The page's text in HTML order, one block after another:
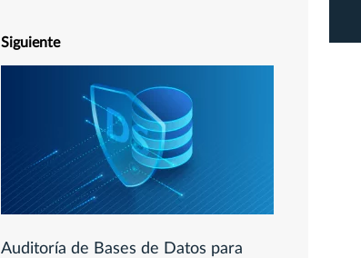
Siguiente
Auditoría de Bases de Datos para